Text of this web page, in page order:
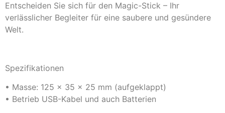
Entscheiden Sie sich für den Magic-Stick – Ihr
verlässlicher Begleiter für eine saubere und gesündere
Welt.
Spezifikationen
• Masse: 125 x 35 x 25 mm (aufgeklappt)
• Betrieb USB-Kabel und auch Batterien